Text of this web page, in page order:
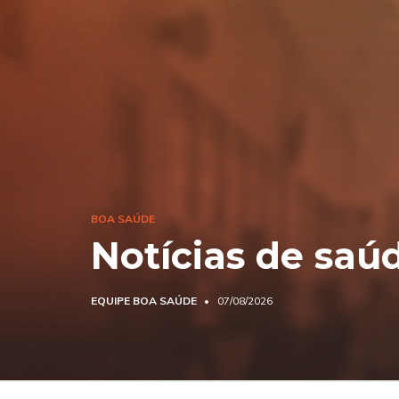
BOA SAÚDE
Notícias de
EQUIPE BOA SAÚDE 07/08/2026